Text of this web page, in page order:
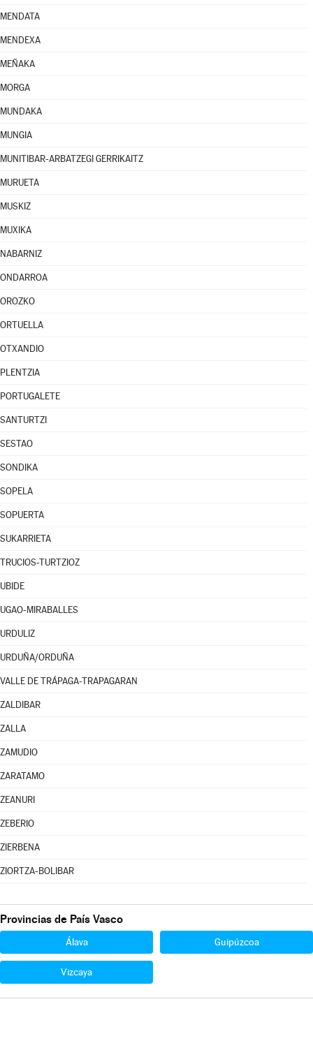
MENDATA
MENDEXA
MEÑAKA
MORGA
MUNDAKA
MUNGIA
MUNITIBAR-ARBATZEGI GERRIKAITZ
MURUETA
MUSKIZ
MUXIKA
NABARNIZ
ONDARROA
OROZKO
ORTUELLA
OTXANDIO
PLENTZIA
PORTUGALETE
SANTURTZI
SESTAO
SONDIKA
SOPELA
SOPUERTA
SUKARRIETA
TRUCIOS-TURTZIOZ
UBIDE
UGAO-MIRABALLES
URDULIZ
URDUÑA/ORDUÑA
VALLE DE TRÁPAGA-TRAPAGARAN
ZALDIBAR
ZALLA
ZAMUDIO
ZARATAMO
ZEANURI
ZEBERIO
ZIERBENA
ZIORTZA-BOLIBAR
Provincias de País Vasco
Álava Guipúzcoa
Vizcaya